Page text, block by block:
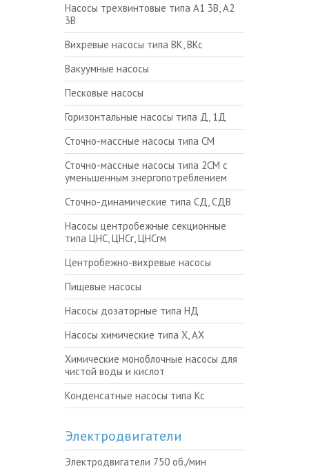
Насосы трехвинтовые типа А1 3В, А2
3В
Вихревые насосы типа ВК, ВКс
Вакуумные насосы
Песковые насосы
Горизонтальные насосы типа Д, 1Д
Сточно-массные насосы типа СМ
Сточно-массные насосы типа 2СМ с
уменьшенным энергопотреблением
Сточно-динамические типа СД, СДВ
Насосы центробежные секционные
типа ЦНС, ЦНСг, ЦНСгм
Центробежно-вихревые насосы
Пищевые насосы
Насосы дозаторные типа НД
Насосы химические типа Х, АХ
Химические моноблочные насосы для
чистой воды и кислот
Конденсатные насосы типа Кс
Электродвигатели
Электродвигатели 750 об./мин